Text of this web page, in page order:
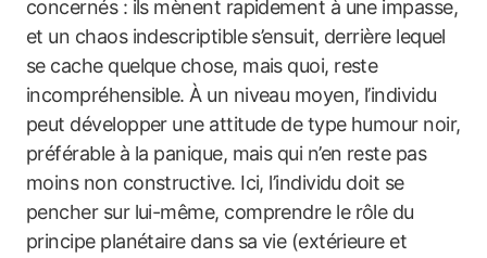
concernés : ils mènent rapidement à une impasse,
et un chaos indescriptible s’ensuit, derrière lequel
se cache quelque chose, mais quoi, reste
incompréhensible. À un niveau moyen, l’individu
peut développer une attitude de type humour noir,
préférable à la panique, mais qui n’en reste pas
moins non constructive. Ici, l’individu doit se
pencher sur lui-même, comprendre le rôle du
principe planétaire dans sa vie (extérieure et